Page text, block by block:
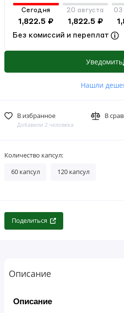
Сегодня
1,822.5 ₽
20 августа
1,822.5 ₽
03
Без комиссий и переплат
Уведомить
Нашли
В избранное
Добавили 2 человека
В
Количество капсул:
60 капсул 120 капсул
Поделиться
Описание
Описание